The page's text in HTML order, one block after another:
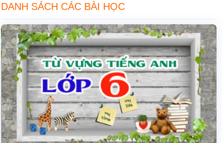
DANH SÁCH CÁC BÀI HỌC